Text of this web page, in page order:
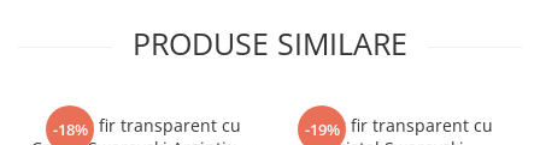
PRODUSE SIMILARE
-18%
Colier fir transparent cu
-19%
Colier fir transparent cu